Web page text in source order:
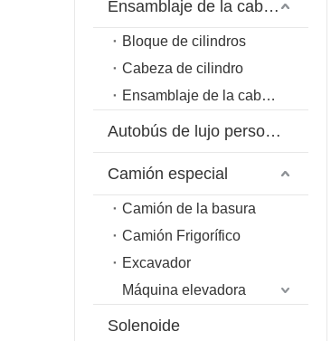
Ensamblaje de la cabeza del cilindro
Bloque de cilindros
Cabeza de cilindro
Ensamblaje de la cabeza del cilindro
Autobús de lujo personalizado
Camión especial
Camión de la basura
Camión Frigorífico
Excavador
Máquina elevadora
Solenoide